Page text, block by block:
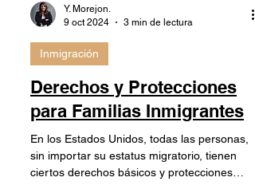
Y. Morejon.
9 oct 2024
Inmigración
Derechos y Protecciones
para Familias Inmigrantes
En los Estados Unidos, todas las personas,